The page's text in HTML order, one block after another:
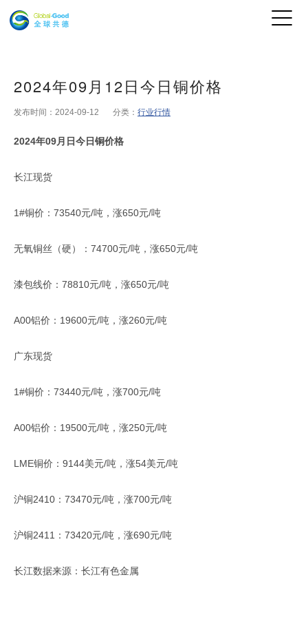
2024年09月12日今日铜价格
发布时间：2024-09-12 分类： 行业行情
2024年09月日今日铜价格
长江现货
1#铜价：73540元/吨，涨650元/吨
无氧铜丝（硬）：74700元/吨，涨650元/吨
漆包线价：78810元/吨，涨650元/吨
A00铝价：19600元/吨，涨260元/吨
广东现货
1#铜价：73440元/吨，涨700元/吨
A00铝价：19500元/吨，涨250元/吨
LME铜价：9144美元/吨，涨54美元/吨
沪铜2410：73470元/吨，涨700元/吨
沪铜2411：73420元/吨，涨690元/吨
长江数据来源：长江有色金属